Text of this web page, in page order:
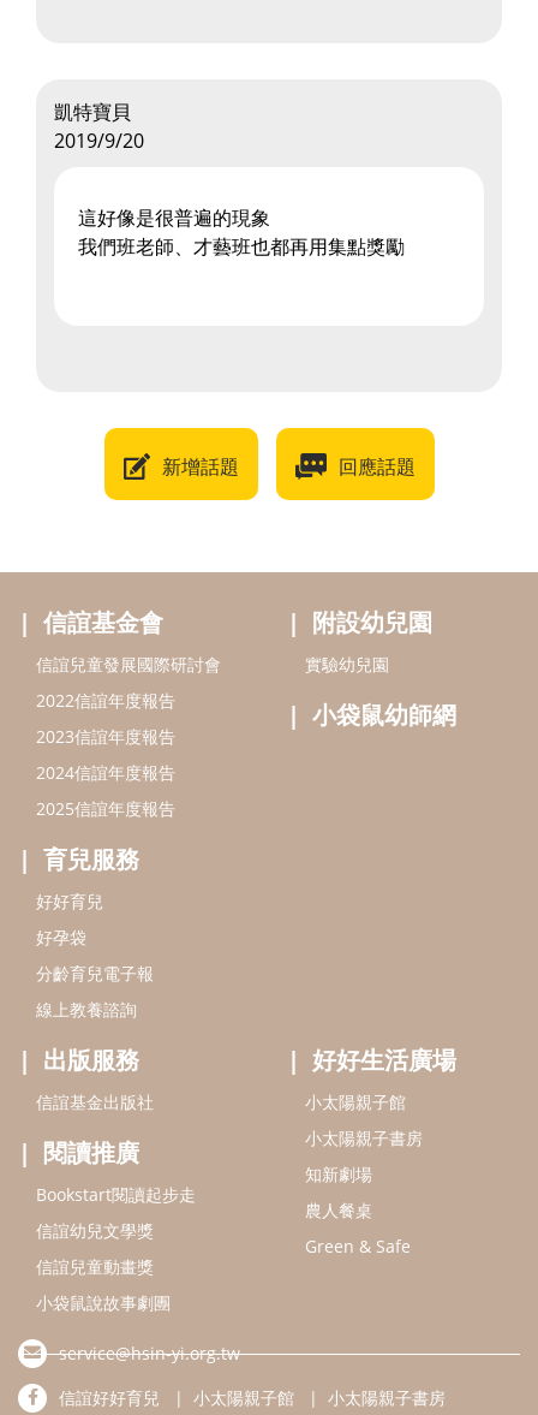
凱特寶貝
2019/9/20
這好像是很普遍的現象
我們班老師、才藝班也都再用集點獎勵
新增話題 回應話題
信誼基金會
信誼兒童發展國際研討會
2022信誼年度報告
2023信誼年度報告
2024信誼年度報告
2025信誼年度報告
育兒服務
好好育兒
好孕袋
分齡育兒電子報
線上教養諮詢
附設幼兒園
實驗幼兒園
小袋鼠幼師網
出版服務
信誼基金出版社
閱讀推廣
Bookstart閱讀起步走
信誼幼兒文學獎
信誼兒童動畫獎
小袋鼠說故事劇團
好好生活廣場
小太陽親子館
小太陽親子書房
知新劇場
農人餐桌
Green & Safe
service@hsin-yi.org.tw
信誼好好育兒
小太陽親子館 小太陽親子書房